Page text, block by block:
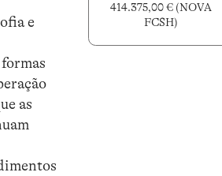
e
as
414.375,00 € (NOVA
FCSH)